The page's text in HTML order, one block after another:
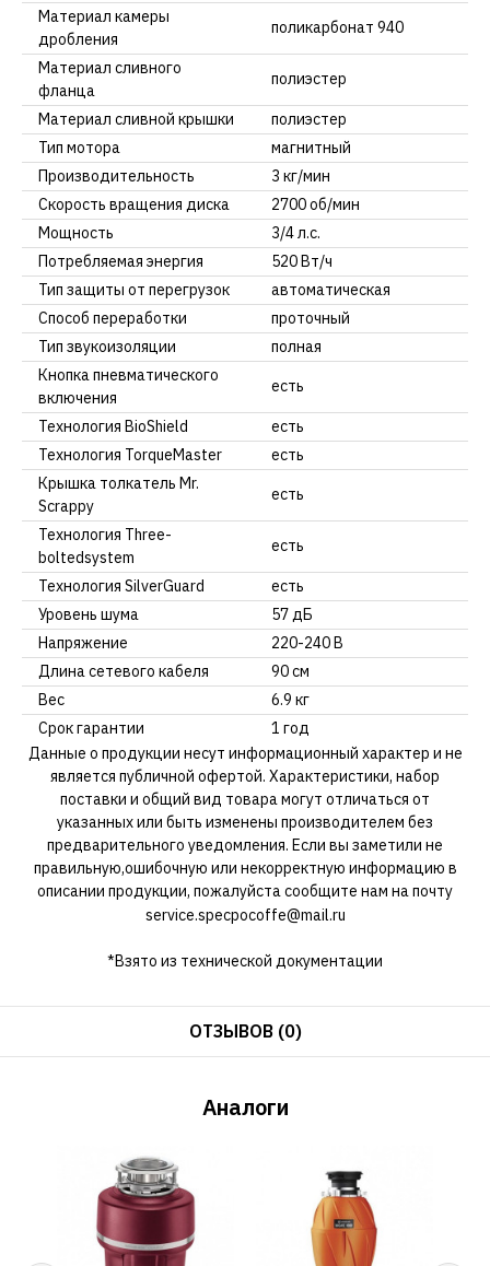
Материал камеры
дробления
поликарбонат 940
Материал сливного
фланца
полиэстер
Материал сливной крышки
полиэстер
Тип мотора
магнитный
Производительность
3 кг/мин
Скорость вращения диска
2700 об/мин
Мощность
3/4 л.с.
Потребляемая энергия
520 Вт/ч
Тип защиты от перегрузок
автоматическая
Способ переработки
проточный
Тип звукоизоляции
полная
Кнопка пневматического
включения
есть
Технология BioShield
есть
Технология TorqueMaster
есть
Крышка толкатель Мr.
Scrappy
есть
Технология Three-
boltedsystem
есть
Технология SilverGuard
есть
Уровень шума
57 дБ
Напряжение
220-240 В
Длина сетевого кабеля
90 см
Вес
6.9 кг
Срок гарантии
1 год
Данные о продукции несут информационный характер и не
является публичной офертой. Характеристики, набор
поставки и общий вид товара могут отличаться от
указанных или быть изменены производителем без
предварительного уведомления. Если вы заметили не
правильную,ошибочную или некорректную информацию в
описании продукции, пожалуйста сообщите нам на почту
service.specpocoffe@mail.ru
*Взято из технической документации
ОТЗЫВОВ (0)
Аналоги